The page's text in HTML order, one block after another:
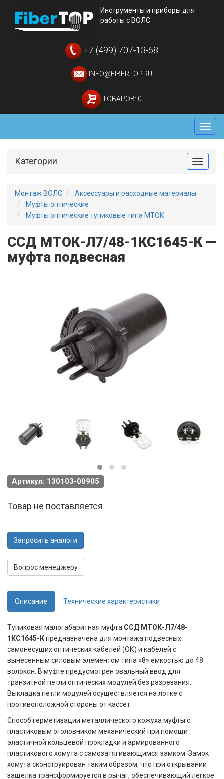
Инструменты и приборы для
работы с ВОЛС
+7 (499) 707-13-68
INFO@FIBERTOP.RU
ТОВАРОВ: 0
Меню
Toggle
Категории
Монтаж ВОЛС
Аксессуары и расходные материалы
Муфты оптические
Муфты оптические тупиковые типа МТОК
ССД МТОК-Л7/48-1КС1645-К —
муфта подвесная
Артикул: 130103-00905
Товар не поставляется
Запросить аналоги
Вопрос менеджеру
Описание Технические характеристики
Тупиковая малогабаритная муфта ССД МТОК-Л7/48-
1КС1645-Кпредназначена для монтажа подвесных
самонесущих оптических кабелей (ОК) и кабелей с
вынесенным силовым элементом типа «8» емкостью до 48
волокон. В муфте предусмотрен овальный ввод для
транзитной петли оптических модулей без разрезания.
Выкладка петли модулей осуществляется на лотке с
противоположной стороны от кассет.
Способ герметизации металлического кожуха муфты с
пластиковым оголовником механический при помощи
эластичной кольцевой прокладки и армированного
пластикового хомута с самозатягивающимся замком. Замок
хомута сконструирован таким образом, что при открывании
защелка трансформируется в рычаг, обеспечивающий легкое